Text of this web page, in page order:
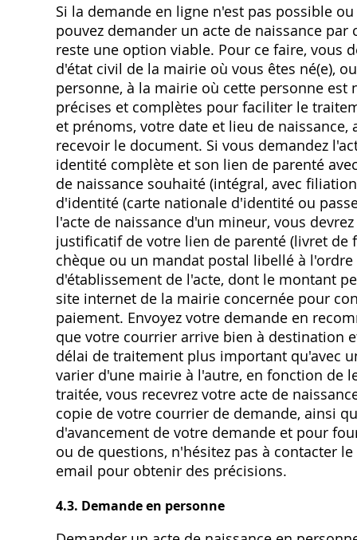
Si la demande en ligne n'est pas possible
pouvez demander un acte de naissance
reste une option viable. Pour ce faire, vous
d'état civil de la mairie où vous êtes né(e),
personne, à la mairie où cette personne
précises et complètes pour faciliter le
et prénoms, votre date et lieu de
recevoir le document. Si vous demandez
identité complète et son lien de parenté
de naissance souhaité (intégral, avec
d'identité (carte nationale d'identité ou
l'acte de naissance d'un mineur, vous
justificatif de votre lien de parenté (livret
chèque ou un mandat postal libellé à
d'établissement de l'acte, dont le montant
site internet de la mairie concernée pour
paiement. Envoyez votre demande en
que votre courrier arrive bien à destination
délai de traitement plus important qu'avec
varier d'une mairie à l'autre, en fonction de
traitée, vous recevrez votre acte de
copie de votre courrier de demande, ainsi
d'avancement de votre demande et pour
ou de questions, n'hésitez pas à contacter
email pour obtenir des précisions.
4.3. Demande en personne